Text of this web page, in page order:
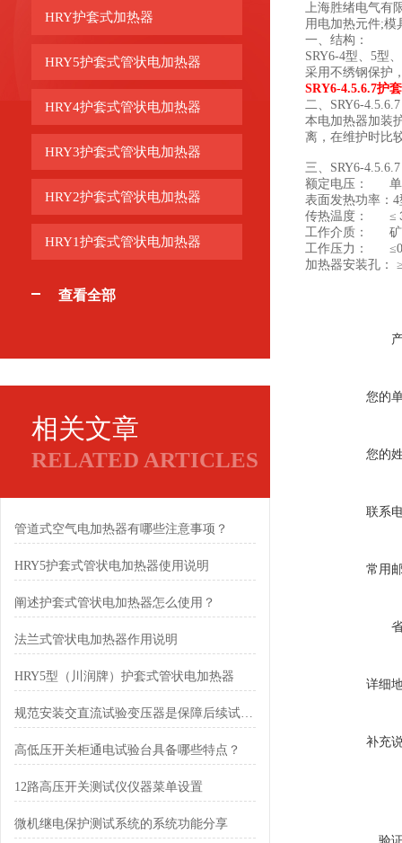
HRY护套式加热器
HRY5护套式管状电加热器
HRY4护套式管状电加热器
HRY3护套式管状电加热器
HRY2护套式管状电加热器
HRY1护套式管状电加热器
查看全部
相关文章
RELATED ARTICLES
管道式空气电加热器有哪些注意事项？
HRY5护套式管状电加热器使用说明
阐述护套式管状电加热器怎么使用？
法兰式管状电加热器作用说明
HRY5型（川润牌）护套式管状电加热器
规范安装交直流试验变压器是保障后续试验顺利开展的前提
高低压开关柜通电试验台具备哪些特点？
12路高压开关测试仪仪器菜单设置
微机继电保护测试系统的系统功能分享
上海胜绪电气有
用电加热元件;模
一、结构：
SRY6-4型、5型
采用不绣钢保护
SRY6-4.5.6.7护
二、SRY6-
本电加热器加装
离，在维护时比
三、SRY6-
额定电压： 单
表面发热功率：
传热温度： ≤
工作介质： 矿
工作压力：
加热器安装孔：
您的
您的
联系
常用
详细
补充